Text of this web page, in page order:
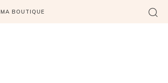
MA BOUTIQUE